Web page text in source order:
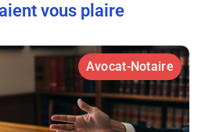
vous plaire
Avocat-Notaire